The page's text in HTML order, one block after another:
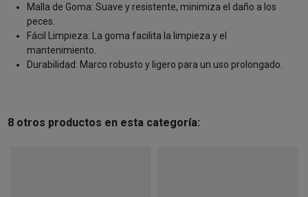
Malla de Goma: Suave y resistente, minimiza el daño a los
peces.
Fácil Limpieza: La goma facilita la limpieza y el
mantenimiento.
Durabilidad: Marco robusto y ligero para un uso prolongado.
8 otros productos en esta categoría: